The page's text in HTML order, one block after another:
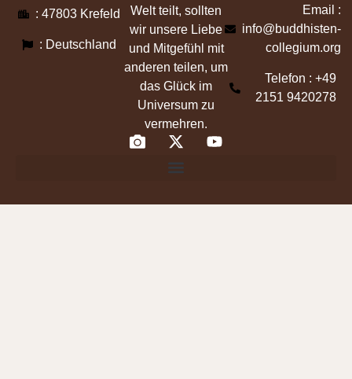
: 47803 Krefeld
: Deutschland
Welt teilt, sollten
wir unsere Liebe
und Mitgefühl mit
anderen teilen, um
das Glück im
Universum zu
vermehren.
Email :
info@buddhisten-
collegium.org
Telefon : +49
2151 9420278